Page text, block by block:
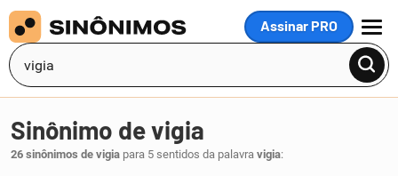
Assinar PRO
MENU
Sinônimo de vigia
26 sinônimos de vigia para 5 sentidos da palavra vigia: